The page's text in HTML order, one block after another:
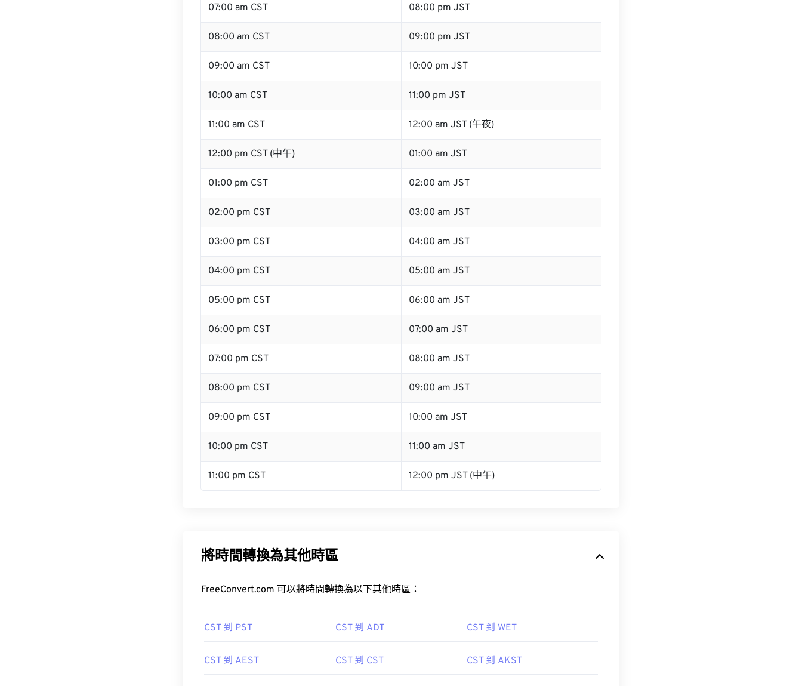
07:00 am CST 08:00 pm JST
08:00 am CST 09:00 pm JST
09:00 am CST 10:00 pm JST
10:00 am CST 11:00 pm JST
11:00 am CST 12:00 am JST (午夜)
12:00 pm CST (中午) 01:00 am JST
01:00 pm CST 02:00 am JST
02:00 pm CST 03:00 am JST
03:00 pm CST 04:00 am JST
04:00 pm CST 05:00 am JST
05:00 pm CST 06:00 am JST
06:00 pm CST 07:00 am JST
07:00 pm CST 08:00 am JST
08:00 pm CST 09:00 am JST
09:00 pm CST 10:00 am JST
10:00 pm CST 11:00 am JST
11:00 pm CST 12:00 pm JST (中午)
將時間轉換為其他時區
FreeConvert.com 可以將時間轉換為以下其他時區：
CST 到 PST CST 到 ADT CST 到 WET
CST 到 AEST CST 到 CST CST 到 AKST